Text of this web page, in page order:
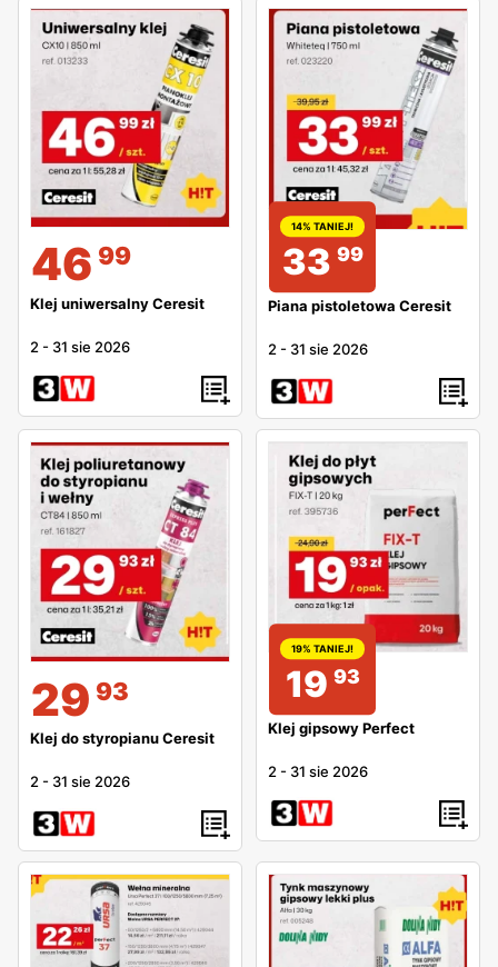
46 99
Klej uniwersalny Ceresit
2 - 31 sie 2026
14% TANIEJ!
33 99
Piana pistoletowa Ceresit
2 - 31 sie 2026
29 93
Klej do styropianu Ceresit
2 - 31 sie 2026
19% TANIEJ!
19 93
Klej gipsowy Perfect
2 - 31 sie 2026